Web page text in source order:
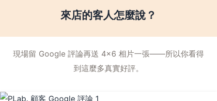
來店的客人怎麼說？
現場留 Google 評論再送 4×6 相片一張——所以你看得
到這麼多真實好評。